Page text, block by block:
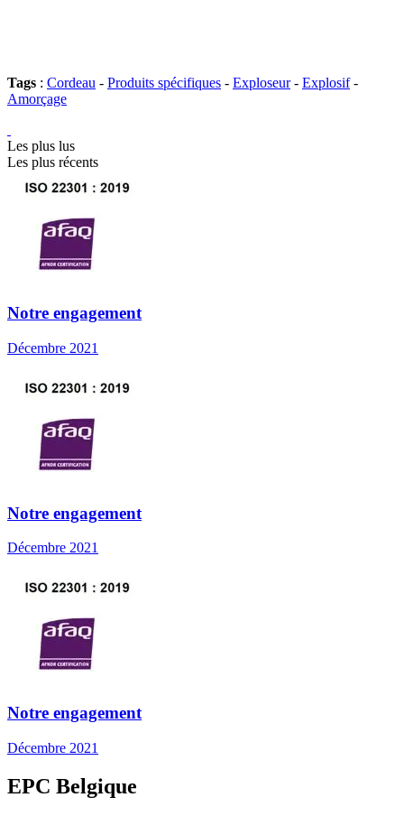
Tags : Cordeau - Produits spécifiques - Exploseur- Explosif-
Amorçage
Les plus lus
Les plus récents
Notre engagement
Décembre 2021
Notre engagement
Décembre 2021
Notre engagement
Décembre 2021
EPC Belgique